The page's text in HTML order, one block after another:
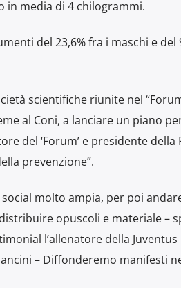
in media di 4 chilogrammi.
del 23,6% fra i maschi e
scientifiche riunite nel
al Coni, a lanciare un piano
del ‘Forum’ e presidente
prevenzione”.
molto ampia, per poi
opuscoli e materiale –
l’allenatore della
– Diffonderemo manifesti